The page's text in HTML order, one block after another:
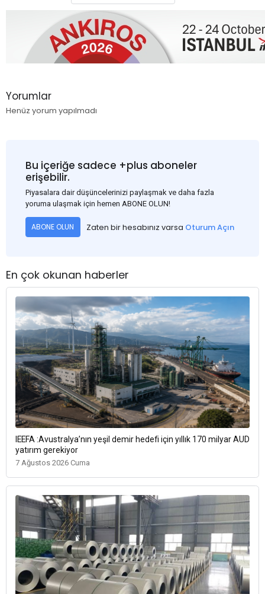
Yorumlar
Henüz yorum yapılmadı
Bu içeriğe sadece +plus aboneler
erişebilir.
Piyasalara dair düşüncelerinizi paylaşmak ve daha fazla
yoruma ulaşmak için hemen ABONE OLUN!
ABONE OLUN Zaten bir hesabınız varsa Oturum Açın
En çok okunan haberler
IEEFA :Avustralya’nın yeşil demir hedefi için yıllık 170 milyar AUD
yatırım gerekiyor
7 Ağustos 2026 Cuma